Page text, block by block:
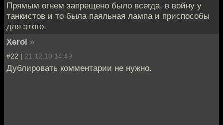
Прямым огнем запрещено было всегда, в войну у
танкистов и то была паяльная лампа и приспособы
для этого.
Xerol »
#22 | 21.12.10 14:49
Дублировать комментарии не нужно.